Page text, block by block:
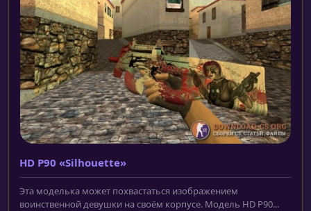
HD P90 «Silhouette»
Эта моделька может похвастаться изображением
воинственной девушки на своём корпусе. Модель HD P90...